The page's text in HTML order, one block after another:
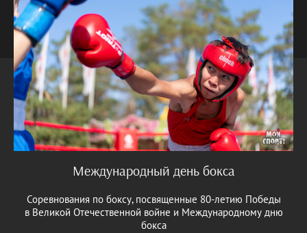
Международный день бокса
Соревнования по боксу, посвященные 80-летию Победы
в Великой Отечественной войне и Международному дню
бокса